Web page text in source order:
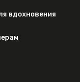
вдохновения